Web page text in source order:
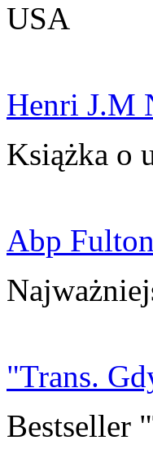
USA
Henri J.M
Książka o
Abp
"Trans.
Bestseller